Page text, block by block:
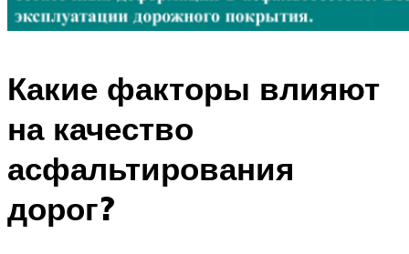
Какие факторы влияют
на качество
асфальтирования
дорог?